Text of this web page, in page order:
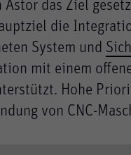
das Ziel
die
System und
mit einem
Hohe
von CNC-